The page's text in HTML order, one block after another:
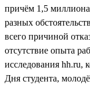
причём 1,5
разных
всего причиной
отсутствие опыта
исследования hh.ru,
Дня студента,